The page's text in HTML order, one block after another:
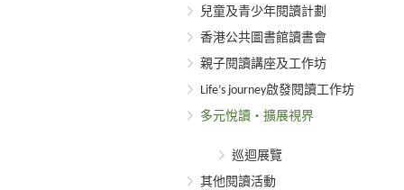
兒童及青少年閱讀計劃
香港公共圖書館讀書會
親子閱讀講座及工作坊
Life’s journey啟發閱讀工作坊
多元悅讀‧擴展視界
巡迴展覽
其他閱讀活動